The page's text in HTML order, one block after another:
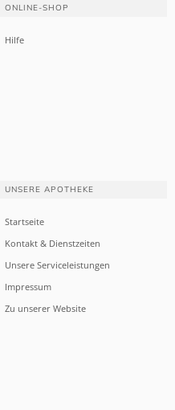
ONLINE-SHOP
Hilfe
UNSERE APOTHEKE
Startseite
Kontakt & Dienstzeiten
Unsere Serviceleistungen
Impressum
Zu unserer Website